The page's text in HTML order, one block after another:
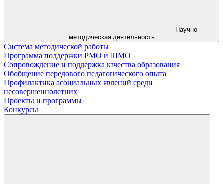
Научно-
методическая деятельность
Система методической работы
Программа поддержки РМО и ШМО
Сопровождение и поддержка качества образования
Обобщение передового педагогического опыта
Профилактика асоциальных явлений среди
несовершеннолетних
Проекты и программы
Конкурсы